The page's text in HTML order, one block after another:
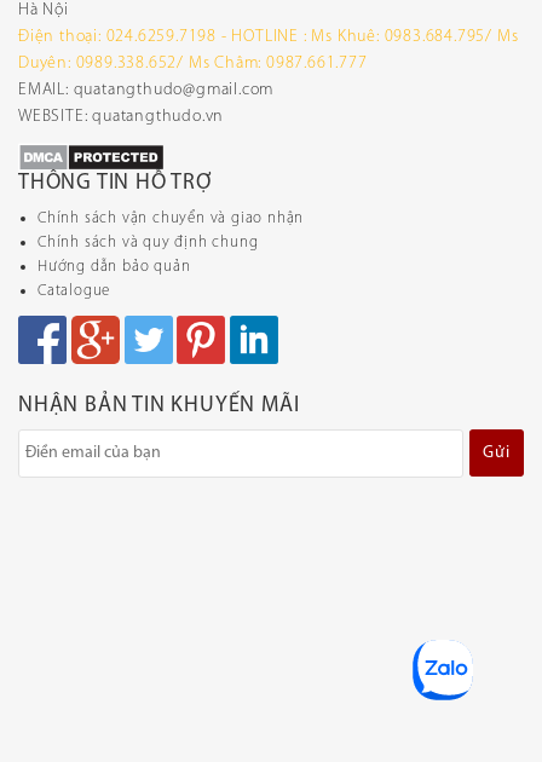
Hà Nội
Điện thoại: 024.6259.7198 - HOTLINE : Ms Khuê: 0983.684.795/ Ms
Duyên: 0989.338.652/ Ms Châm: 0987.661.777
EMAIL: quatangthudo@gmail.com
WEBSITE: quatangthudo.vn
THÔNG TIN HỖ TRỢ
Chính sách vận chuyển và giao nhận
Chính sách và quy định chung
Hướng dẫn bảo quản
Catalogue
NHẬN BẢN TIN KHUYẾN MÃI
Gửi